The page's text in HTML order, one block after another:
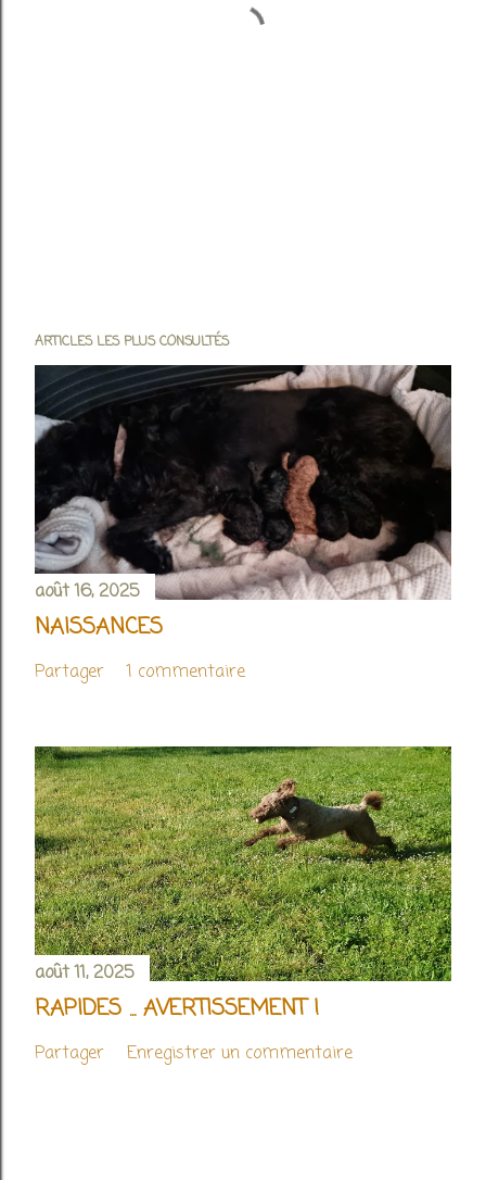
ARTICLES LES PLUS CONSULTÉS
août 16, 2025
NAISSANCES
Partager 1 commentaire
août 11, 2025
RAPIDES ... AVERTISSEMENT !
Partager Enregistrer un commentaire